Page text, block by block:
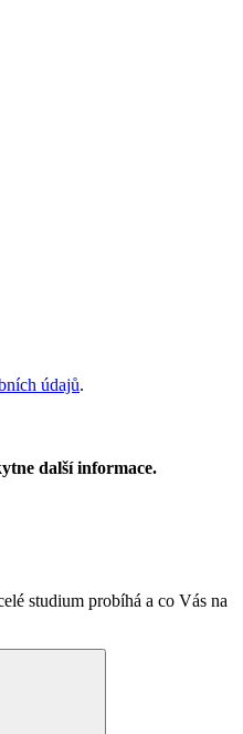
údajů.
další informace.
studium probíhá a co Vás na